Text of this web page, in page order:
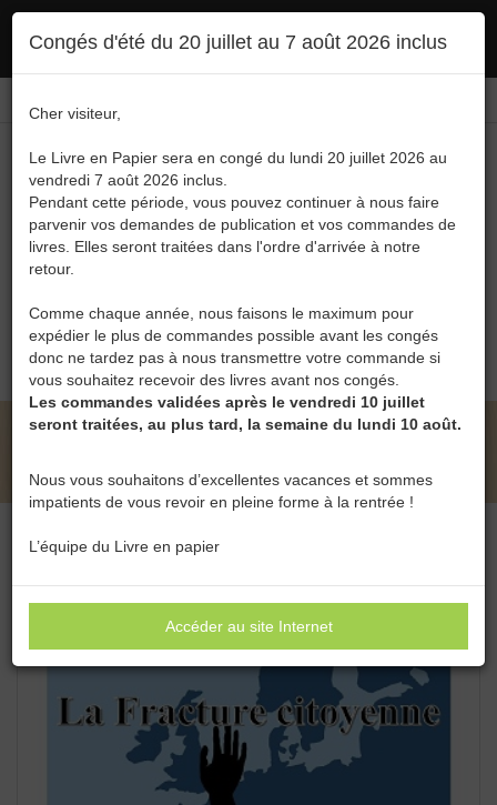
l'utilisation :politique en matière de confidentialité Accepter
Congés d'été du 20 juillet au 7 août 2026 inclus
Cher visiteur,
Le Livre en Papier sera en congé du lundi 20 juillet 2026 au
vendredi 7 août 2026 inclus.
Pendant cette période, vous pouvez continuer à nous faire
parvenir vos demandes de publication et vos commandes de
livres. Elles seront traitées dans l'ordre d'arrivée à notre
retour.
Comme chaque année, nous faisons le maximum pour
expédier le plus de commandes possible avant les congés
donc ne tardez pas à nous transmettre votre commande si
vous souhaitez recevoir des livres avant nos congés.
Les commandes validées après le vendredi 10 juillet
seront traitées, au plus tard, la semaine du lundi 10 août.
Nous vous souhaitons d’excellentes vacances et sommes
impatients de vous revoir en pleine forme à la rentrée !
L’équipe du Livre en papier
Accéder au site Internet
Menu
0
LE LIVRE EN PAPIER • LA FRACTURE
CITOYENNE DE CLAUDE SYBERS